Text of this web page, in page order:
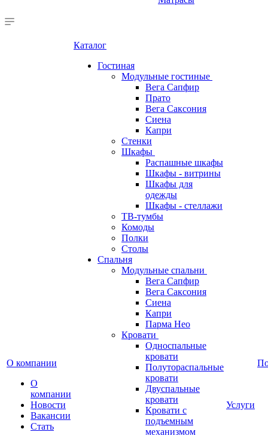
О компании
О
компании
Новости
Вакансии
Стать
Каталог
Гостиная
Модульные гостиные
Вега Сапфир
Прато
Вега Саксония
Сиена
Капри
Стенки
Шкафы
Распашные шкафы
Шкафы - витрины
Шкафы для
одежды
Шкафы - стеллажи
ТВ-тумбы
Комоды
Полки
Столы
Спальня
Модульные спальни
Вега Сапфир
Вега Саксония
Сиена
Капри
Парма Нео
Кровати
Односпальные
кровати
Полутораспальные
кровати
Двуспальные
кровати
Кровати с
подъемным
механизмом
Услуги